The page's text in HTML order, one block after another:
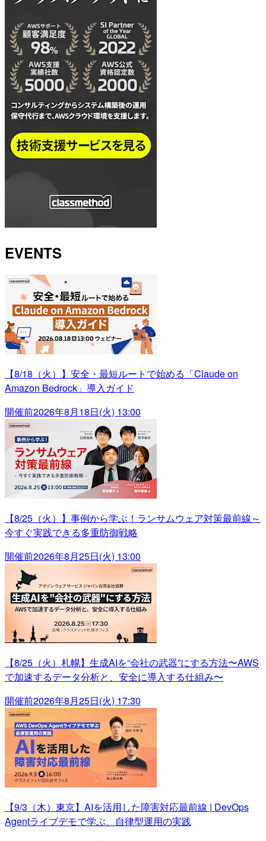
EVENTS
【8/18（火）】安全・最短ルートで始める「Claude on
Amazon Bedrock」導入ガイド
開催前2026年8月18日(火) 13:00
【8/25（火）】事例から学ぶ！ランサムウェア対策最前線～
今すぐ実践できる多重防御戦略
開催前2026年8月25日(火) 13:00
【8/25（火）札幌】生成AIを“会社の武器”にする方法〜AWS
で加速するデータ分析と、安全に導入する仕組み〜
開催前2026年8月25日(火) 17:30
【9/3（木）東京】AIを活用した障害対応最前線 | DevOps
Agentライブデモで学ぶ、自律型運用の実践